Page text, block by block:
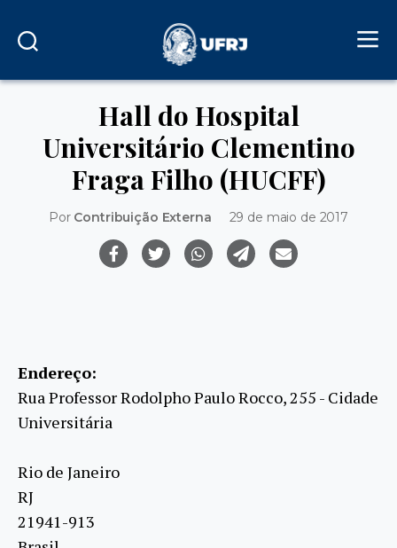
Hall do Hospital
Universitário Clementino
Fraga Filho (HUCFF)
Por Contribuição Externa 29 de maio de 2017
Endereço:
Rua Professor Rodolpho Paulo Rocco, 255 - Cidade
Universitária
Rio de Janeiro
RJ
21941-913